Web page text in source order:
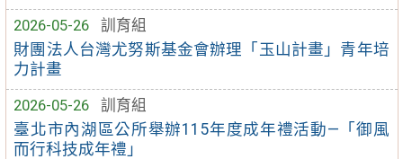
2026-05-26
訓育組
財團法人台灣尤努斯基金會辦理「玉山計畫」青年培
力計畫
2026-05-26
訓育組
臺北市內湖區公所舉辦115年度成年禮活動—「御風
而行科技成年禮」